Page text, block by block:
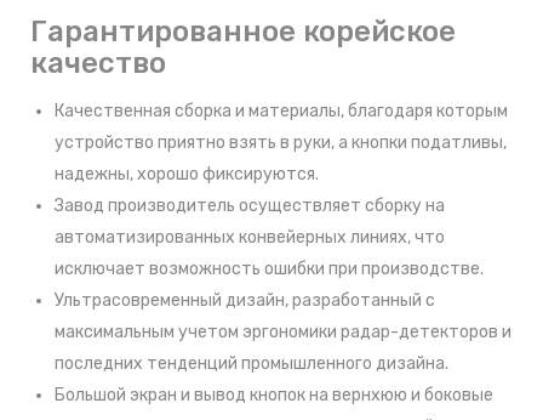
Гарантированное корейское
качество
Качественная сборка и материалы, благодаря которым
устройство приятно взять в руки, а кнопки податливы,
надежны, хорошо фиксируются.
Завод производитель осуществляет сборку на
автоматизированных конвейерных линиях, что
исключает возможность ошибки при производстве.
Ультрасовременный дизайн, разработанный с
максимальным учетом эргономики радар-детекторов и
последних тенденций промышленного дизайна.
Большой экран и вывод кнопок на вернхюю и боковые